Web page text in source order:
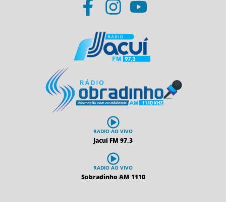
RADIO AO VIVO
Jacuí FM 97,3
RADIO AO VIVO
Sobradinho AM 1110